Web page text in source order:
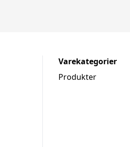
Varekategorier
Produkter